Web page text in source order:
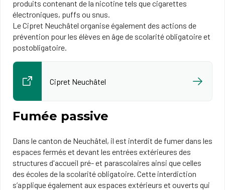
produits contenant de la nicotine tels que cigarettes
électroniques, puffs ou snus.
Le Cipret Neuchâtel organise également des actions de
prévention pour les élèves en âge de scolarité obligatoire et
postobligatoire.
Cipret Neuchâtel
Fumée passive
Dans le canton de Neuchâtel, il est interdit de fumer dans les
espaces fermés et devant les entrées extérieures des
structures d'accueil pré- et parascolaires ainsi que celles
des écoles de la scolarité obligatoire. Cette interdiction
s’applique également aux espaces extérieurs et ouverts qui